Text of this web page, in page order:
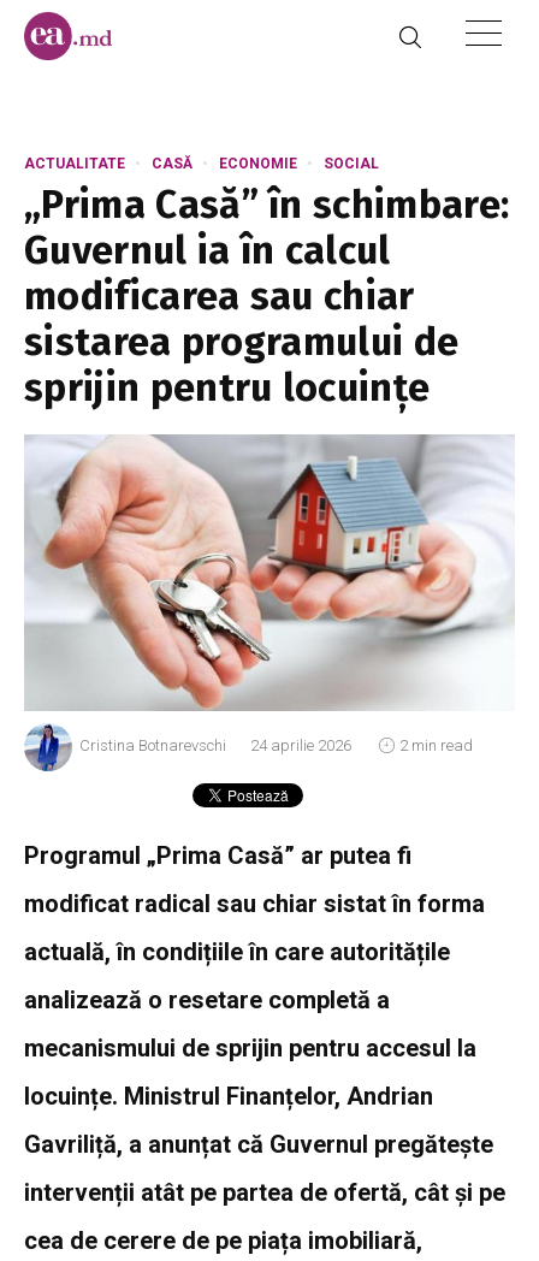
ACTUALITATE CASĂ ECONOMIE SOCIAL
„Prima Casă” în schimbare:
Guvernul ia în calcul
modificarea sau chiar
sistarea programului de
sprijin pentru locuințe
Cristina Botnarevschi 24 aprilie 2026 2 min read
Programul „Prima Casă” ar putea fi
modificat radical sau chiar sistat în forma
actuală, în condițiile în care autoritățile
analizează o resetare completă a
mecanismului de sprijin pentru accesul la
locuințe. Ministrul Finanțelor, Andrian
Gavriliță, a anunțat că Guvernul pregătește
intervenții atât pe partea de ofertă, cât și pe
cea de cerere de pe piața imobiliară,